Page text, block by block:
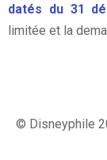
datés du 31
limitée et la
© Disneyphile